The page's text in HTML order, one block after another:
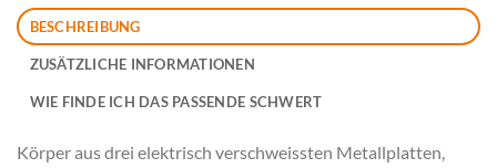
BESCHREIBUNG
ZUSÄTZLICHE INFORMATIONEN
WIE FINDE ICH DAS PASSENDE SCHWERT
Körper aus drei elektrisch verschweissten Metallplatten,